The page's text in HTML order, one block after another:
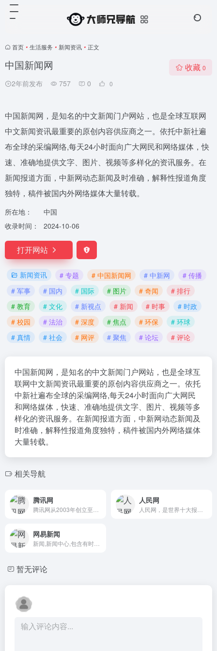
首页 • 生活服务 • 新闻资讯 • 正文
中国新闻网
2年前发布 757 0 0
收藏 0
中国新闻网，是知名的中文新闻门户网站，也是全球互联网
中文新闻资讯最重要的原创内容供应商之一。依托中新社遍
布全球的采编网络,每天24小时面向广大网民和网络媒体，快
速、准确地提供文字、图片、视频等多样化的资讯服务。在
新闻报道方面，中新网动态新闻及时准确，解释性报道角度
独特，稿件被国内外网络媒体大量转载。
所在地：
中国
收录时间：
2024-10-06
打开网站
新闻资讯 # 专题 # 中国新闻网 # 中新网
# 传播
# 军事
# 国内 # 国际 # 图片 # 奇闻
# 排行
# 教育
# 文化 # 新视点 # 新闻 # 时事
# 时政
# 校园
# 法治 # 深度 # 焦点 # 环保
# 环球
# 真情
# 社会 # 网评 # 聚焦 # 论坛 # 评论
中国新闻网，是知名的中文新闻门户网站，也是全球互
联网中文新闻资讯最重要的原创内容供应商之一。依托
中新社遍布全球的采编网络,每天24小时面向广大网民
和网络媒体，快速、准确地提供文字、图片、视频等多
样化的资讯服务。在新闻报道方面，中新网动态新闻及
时准确，解释性报道角度独特，稿件被国内外网络媒体
大量转载。
相关导航
腾讯网 人民网
网易新闻
暂无评论